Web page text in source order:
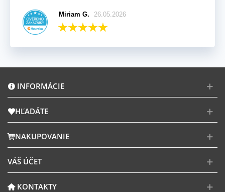
Miriam G. 26.05.2026
INFORMÁCIE
HĽADÁTE
NAKUPOVANIE
VÁŠ ÚČET
KONTAKTY